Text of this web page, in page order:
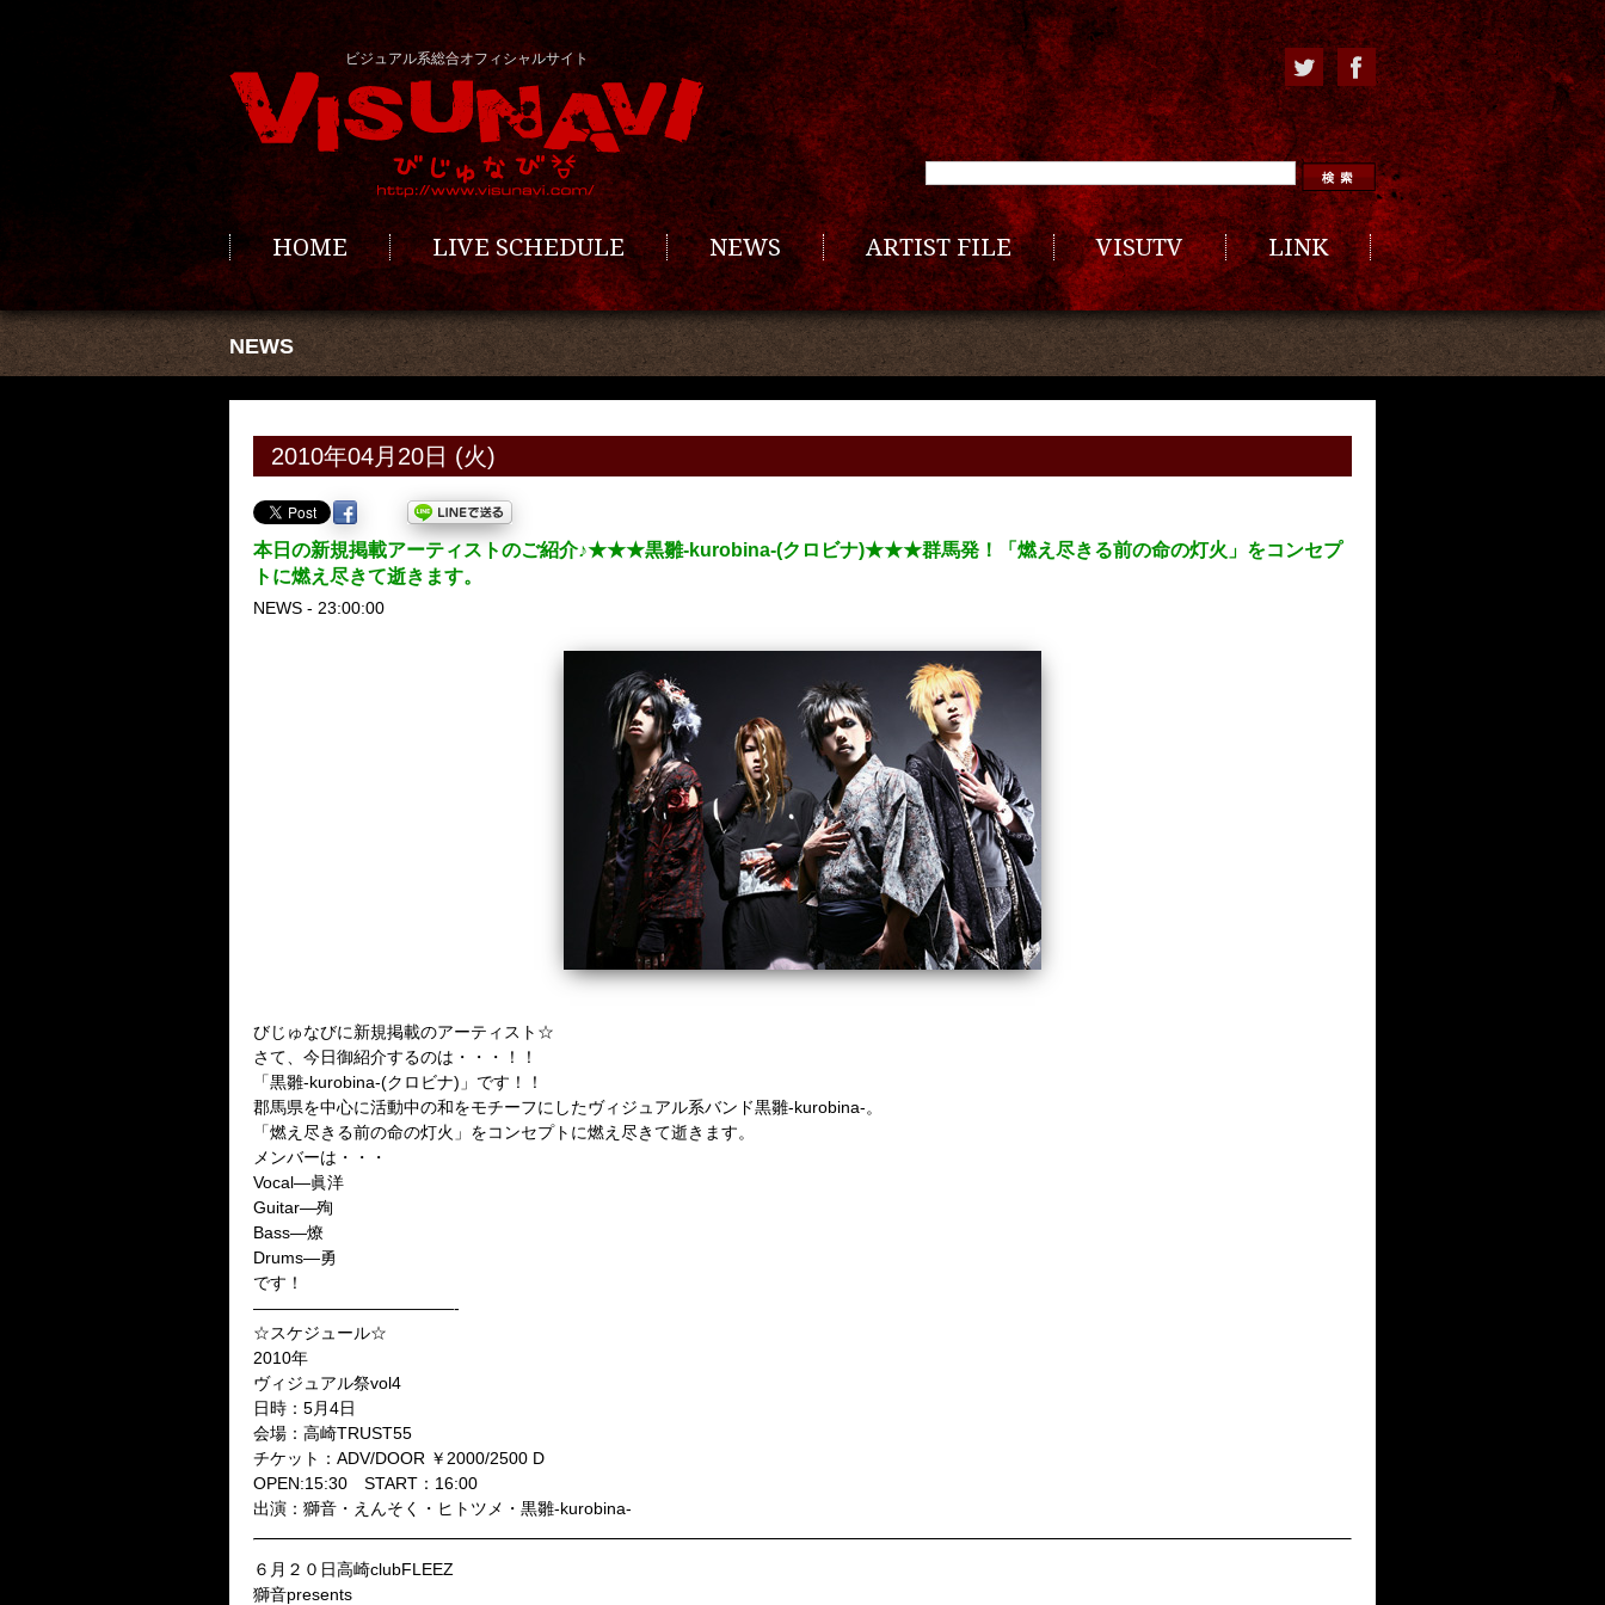
ビジュアル系総合オフィシャルサイト
HOME LIVE SCHEDULE NEWS ARTIST FILE VISUTV LINK
NEWS
2010年04月20日 (火)
本日の新規掲載アーティストのご紹介♪★★★黒雛-kurobina-(クロビナ)★★★群馬発！「燃え尽きる前の命の灯火」をコンセプ
トに燃え尽きて逝きます。
NEWS - 23:00:00
びじゅなびに新規掲載のアーティスト☆
さて、今日御紹介するのは・・・！！
「黒雛-kurobina-(クロビナ)」 です！！
郡馬県を中心に活動中の和をモチーフにしたヴィジュアル系バンド黒雛-kurobina-。
「燃え尽きる前の命の灯火」をコンセプトに燃え尽きて逝きます。
メンバーは・・・
Vocal—眞洋
Guitar—殉
Bass—燎
Drums—勇
です！
————————————-
☆スケジュール☆
2010年
ヴィジュアル祭vol4
日時：5月4日
会場：高崎TRUST55
チケット：ADV/DOOR ￥2000/2500 D
OPEN:15:30 START：16:00
出演：獅音・えんそく・ヒトツメ・黒雛-kurobina-
６月２０日高崎clubFLEEZ
獅音presents